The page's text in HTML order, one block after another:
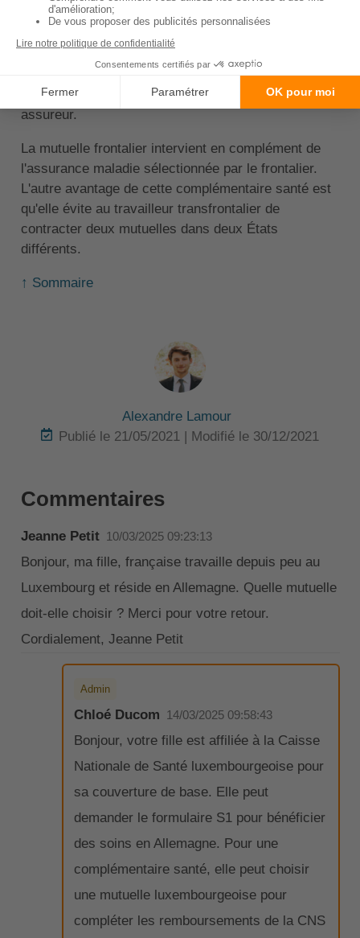
Notrecomparateur de mutuelle frontalier
devis. Vous n'aurez plus qu'à analyser les niveaux
de garantie et les prix proposés par chaque
assureur.
La mutuelle frontalier intervient en complément de
l'assurance maladie sélectionnée par le frontalier.
L'autre avantage de cette complémentaire santé est
qu'elle évite au travailleur transfrontalier de
contracter deux mutuelles dans deux États
différents.
↑ Sommaire
Alexandre Lamour
Publié le 21/05/2021 | Modifié le 30/12/2021
Commentaires
Jeanne Petit 10/03/2025 09:23:13
Bonjour, ma fille, française travaille depuis peu au
Luxembourg et réside en Allemagne. Quelle mutuelle
doit-elle choisir ? Merci pour votre retour.
Cordialement, Jeanne Petit
Admin
Chloé Ducom 14/03/2025 09:58:43
Bonjour, votre fille est affiliée à la Caisse
Nationale de Santé luxembourgeoise pour
sa couverture de base. Elle peut
demander le formulaire S1 pour bénéficier
des soins en Allemagne. Pour une
complémentaire santé, elle peut choisir
une mutuelle luxembourgeoise pour
compléter les remboursements de la CNS